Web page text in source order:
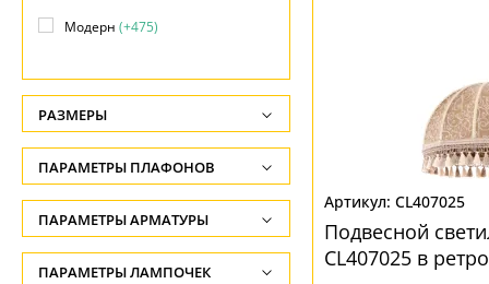
CL407025
Подвесной
CL407025 в
Модерн (+475)
Скандинавский(+2)
Современный(+844)
Техно(+11)
Тиффани (+12)
Флористика(+3)
РАЗМЕРЫ
Высота, см
-
Ширина, см
-
ПАРАМЕТРЫ ПЛАФОНОВ
ФОРМА ПЛАФОНА
Абажур(1)
ПАРАМЕТРЫ АРМАТУРЫ
ЦВЕТ АРМАТУРЫ
ПАРАМЕТРЫ ЛАМПОЧЕК